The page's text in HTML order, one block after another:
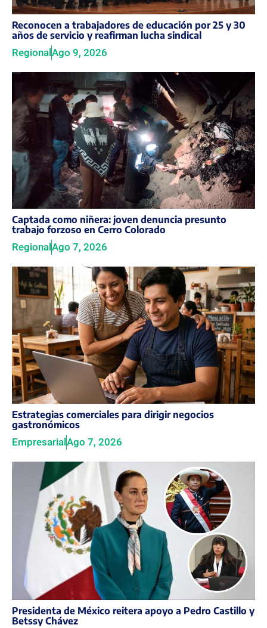
Reconocen a trabajadores de educación por 25 y 30
años de servicio y reafirman lucha sindical
RegionalAgo 9, 2026
Captada como niñera: joven denuncia presunto
trabajo forzoso en Cerro Colorado
Regional Ago 7, 2026
Estrategias comerciales para dirigir negocios
gastronómicos
EmpresarialAgo 7, 2026
Presidenta de México reitera apoyo a Pedro Castillo y
Betssy Chávez